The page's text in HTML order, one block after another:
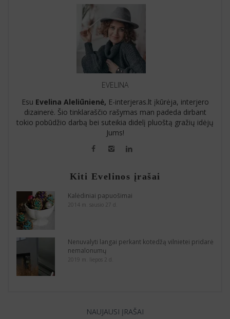
NAUJAUSI ĮRAŠAI
EVELINA
Esu Evelina Aleliūnienė, E-interjeras.lt įkūrėja, interjero
dizainerė. Šio tinklaraščio rašymas man padeda dirbant
tokio pobūdžio darbą bei suteikia didelį pluoštą gražių idėjų
Jums!
Kiti Evelinos įrašai
Kalėdiniai papuošimai
2014 m. sausio 27 d.
Nenuvalyti langai perkant kotedžą vilnietei pridarė
nemalonumų
2019 m. liepos 2 d.